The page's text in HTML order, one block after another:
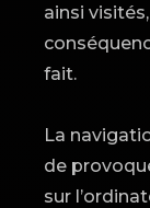
ainsi
fait.
La
de
sur